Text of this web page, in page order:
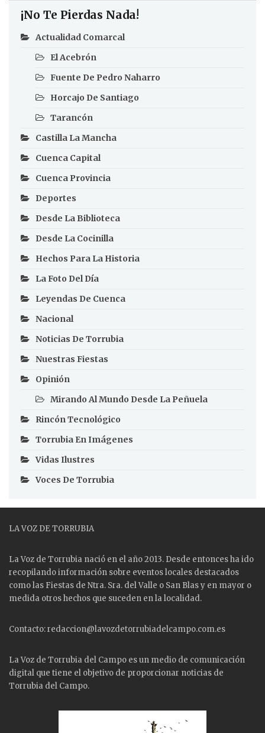
¡No Te Pierdas Nada!
Actualidad Comarcal
El Acebrón
Fuente De Pedro Naharro
Horcajo De Santiago
Tarancón
Castilla La Mancha
Cuenca Capital
Cuenca Provincia
Deportes
Desde La Biblioteca
Desde La Cocinilla
Hechos Para La Historia
La Foto Del Día
Leyendas De Cuenca
Nacional
Noticias De Torrubia
Nuestras Fiestas
Opinión
Mirando Al Mundo Desde La Peñuela
Rincón Tecnológico
Torrubia En Imágenes
Vidas Ilustres
Voces De Torrubia
LA VOZ DE TORRUBIA
La Voz de Torrubia nació en el año 2013. Desde entonces ha ido
recopilando información sobre eventos locales destacados
como las Fiestas de Ntra. Sra. del Valle o San Blas y en mayor o
medida otros hechos que suceden en la localidad.
Contacto: redaccion@lavozdetorrubiadelcampo.com.es
La Voz de Torrubia del Campo es un medio de comunicación
digital que tiene el objetivo de proporcionar noticias de
Torrubia del Campo.